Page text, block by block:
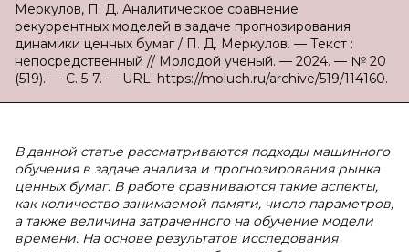
Меркулов, П. Д. Аналитическое сравнение
рекуррентных моделей в задаче прогнозирования
динамики ценных бумаг / П. Д. Меркулов. — Текст :
непосредственный // Молодой ученый. — 2024. — № 20
(519). — С. 5-7. — URL: https://moluch.ru/archive/519/114160.
В данной статье рассматриваются подходы машинного
обучения в задаче анализа и прогнозирования рынка
ценных бумаг. В работе сравниваются такие аспекты,
как количество занимаемой памяти, число параметров,
а также величина затраченного на обучение модели
времени. На основе результатов исследования